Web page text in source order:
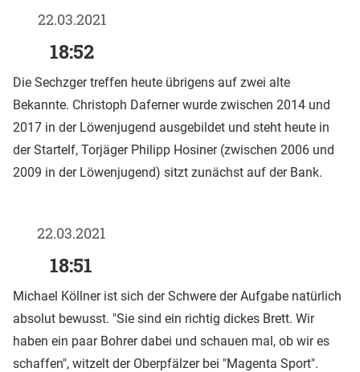
22.03.2021
18:52
Die Sechzger treffen heute übrigens auf zwei alte
Bekannte. Christoph Daferner wurde zwischen 2014 und
2017 in der Löwenjugend ausgebildet und steht heute in
der Startelf, Torjäger Philipp Hosiner (zwischen 2006 und
2009 in der Löwenjugend) sitzt zunächst auf der Bank.
22.03.2021
18:51
Michael Köllner ist sich der Schwere der Aufgabe natürlich
absolut bewusst. "Sie sind ein richtig dickes Brett. Wir
haben ein paar Bohrer dabei und schauen mal, ob wir es
schaffen", witzelt der Oberpfälzer bei "Magenta Sport".